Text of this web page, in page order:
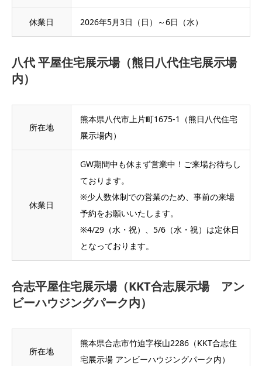
休業日 2026年5月3日（日）～6日（水）
八代 平屋住宅展示場（熊日八代住宅展示場
内）
所在地
熊本県八代市上片町1675-1（熊日八代住宅
展示場内）
休業日
GW期間中も休まず営業中！ご来場お待ちし
ております。
※少人数体制での営業のため、事前の来場
予約をお願いいたします。
※4/29（水・祝）、5/6（水・祝）は定休日
となっております。
合志平屋住宅展示場（KKT合志展示場 アン
ビーハウジングパーク内）
所在地
熊本県合志市竹迫字桜山2286（KKT合志住
宅展示場 アンビーハウジングパーク内）